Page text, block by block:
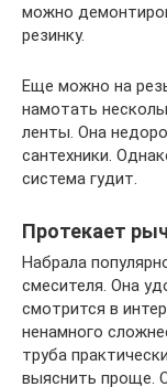
можно
резинку.
Еще можно на
намотать
ленты. Она
сантехники.
система гудит.
Протекает
Набрала
смесителя. Она
смотрится в
ненамного
труба
выяснить проще.